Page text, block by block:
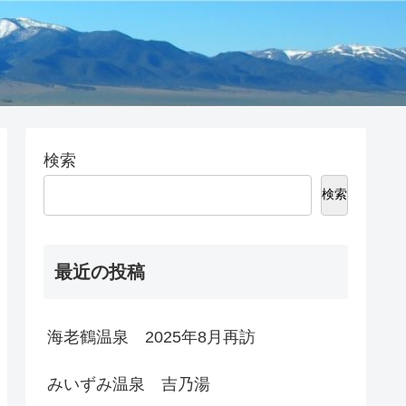
検索
検索
最近の投稿
海老鶴温泉 2025年8月再訪
みいずみ温泉 吉乃湯